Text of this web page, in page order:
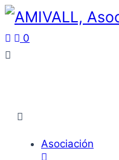
0
Asociación